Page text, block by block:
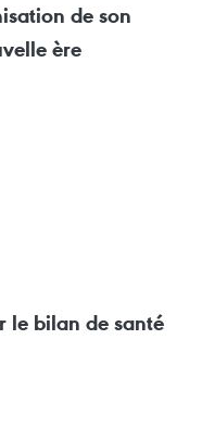
de son
ère
le bilan de santé